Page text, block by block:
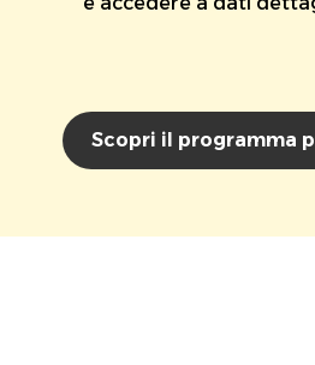
Scopri il programma